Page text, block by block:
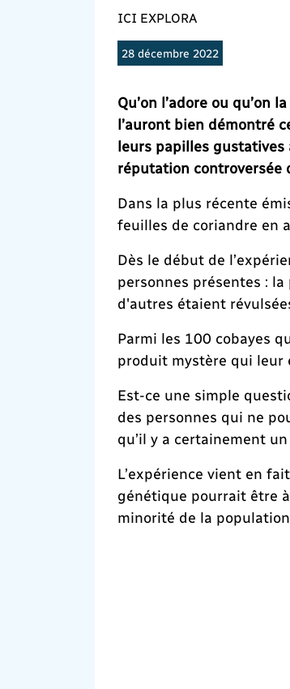
ICI EXPLORA
28 décembre 2022
Qu’on l’adore ou qu’on
l’auront bien démontré
leurs papilles gustatives
réputation controversée
Dans la plus récente
feuilles de coriandre en
Dès le début de
personnes présentes :
d'autres étaient
Parmi les 100 cobayes
produit mystère qui leur
Est-ce une simple
des personnes qui ne
qu’il y a certainement
L’expérience vient en
génétique pourrait être
minorité de la population.